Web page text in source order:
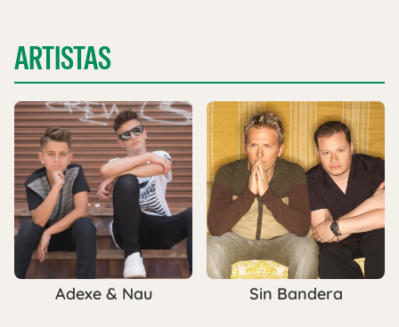
ARTISTAS
Adexe & Nau Sin Bandera